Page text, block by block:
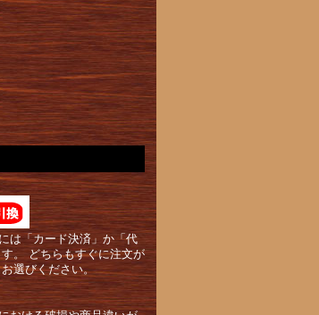
は「カード決済」か「代
。 どちらもすぐに注文が
選びください。